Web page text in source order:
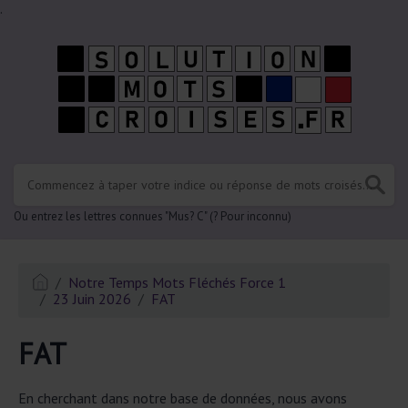
.
Ou entrez les lettres connues "Mus? C" (? Pour inconnu)
Notre Temps Mots Fléchés Force 1
23 Juin 2026
FAT
FAT
En cherchant dans notre base de données, nous avons